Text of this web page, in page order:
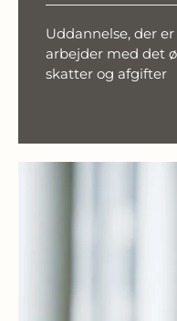
Uddannelse, der
arbejder med det
skatter og afgifter